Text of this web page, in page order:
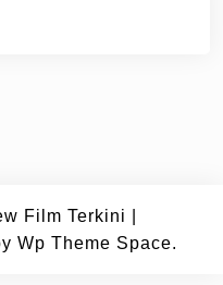
Film Terkini
Wp Theme Space.